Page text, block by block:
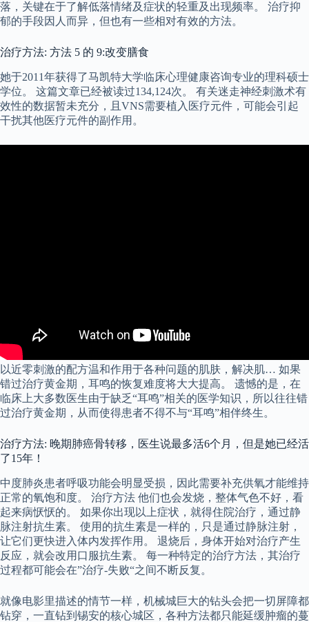
落，关键在于了解低落情绪及症状的轻重及出现频率。 治疗抑
郁的手段因人而异，但也有一些相对有效的方法。
治疗方法: 方法 5 的 9:改变膳食
她于2011年获得了马凯特大学临床心理健康咨询专业的理科硕士
学位。 这篇文章已经被读过134,124次。 有关迷走神经刺激术有
效性的数据暂未充分，且VNS需要植入医疗元件，可能会引起
干扰其他医疗元件的副作用。
以近零刺激的配方温和作用于各种问题的肌肤，解决肌… 如果
错过治疗黄金期，耳鸣的恢复难度将大大提高。 遗憾的是，在
临床上大多数医生由于缺乏“耳鸣”相关的医学知识，所以往往错
过治疗黄金期，从而使得患者不得不与“耳鸣”相伴终生。
治疗方法: 晚期肺癌骨转移，医生说最多活6个月，但是她已经活
了15年！
中度肺炎患者呼吸功能会明显受损，因此需要补充供氧才能维持
正常的氧饱和度。 治疗方法 他们也会发烧，整体气色不好，看
起来病恹恹的。 如果你出现以上症状，就得住院治疗，通过静
脉注射抗生素。 使用的抗生素是一样的，只是通过静脉注射，
让它们更快进入体内发挥作用。 退烧后，身体开始对治疗产生
反应，就会改用口服抗生素。 每一种特定的治疗方法，其治疗
过程都可能会在”治疗-失败“之间不断反复。
就像电影里描述的情节一样，机械城巨大的钻头会把一切屏障都
钻穿，一直钻到锡安的核心城区，各种方法都只能延缓肿瘤的蔓